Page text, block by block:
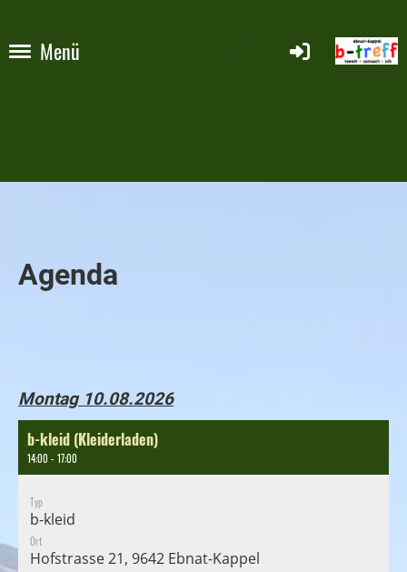
Menü
Agenda
Montag 10.08.2026
b-kleid (Kleiderladen)
14:00 - 17:00
Typ
b-kleid
Ort
Hofstrasse 21, 9642 Ebnat-Kappel